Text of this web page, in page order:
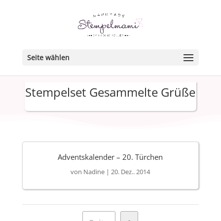
Seite wählen
Stempelset Gesammelte Grüße
Adventskalender – 20. Türchen
von Nadine |20. Dez.. 2014